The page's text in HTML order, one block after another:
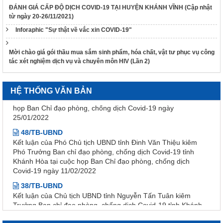
ĐÁNH GIÁ CẤP ĐỘ DỊCH COVID-19 TẠI HUYỆN KHÁNH VĨNH (Cập nhật
từ ngày 20-26/11/2021)
Inforaphic "Sự thật về vắc xin COVID-19"
Mời chào giá gói thầu mua sắm sinh phẩm, hóa chất, vật tư phục vụ công
tác xét nghiệm dịch vụ và chuyên môn HIV (Lần 2)
HỆ THỐNG VĂN BẢN
318/VPCQTT
V/v định hướng công tác tuyên truyền, đấu tranh phản bác về
nhân quyền tháng 01/2026
HƯỚNG DẪN QUẢN LÝ NGƯỜI MẮC COVID-19 TẠI NHÀ
Chỉ đạo phòng, chống dịch Covid-19 tỉnh Khánh Hòa tại cuộc
họp Ban Chỉ đạo phòng, chống dịch Covid-19 ngày
25/01/2022
48/TB-UBND
Kết luận của Phó Chủ tịch UBND tỉnh Đinh Văn Thiệu kiêm
Phó Trưởng Ban chỉ đạo phòng, chống dịch Covid-19 tỉnh
Khánh Hòa tại cuộc họp Ban Chỉ đạo phòng, chống dịch
Covid-19 ngày 11/02/2022
38/TB-UBND
Kết luận của Chủ tịch UBND tỉnh Nguyễn Tấn Tuân kiêm
Trưởng Ban chỉ đạo phòng, chống dịch Covid-19 tỉnh Khánh
Hòa tại cuộc họp Ban chỉ đạo phòng, chống dịch Covid-19
ngày 25/01/2022